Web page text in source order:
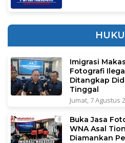
Imigrasi
Fotografi
Ditangkap
Tinggal
Jumat, 7 Agustus
Buka Jasa
WNA Asal
Diamankan